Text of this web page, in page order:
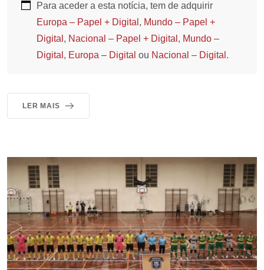
Para aceder a esta notícia, tem de adquirir
Europa – Papel + Digital , Mundo – Papel +
Digital , Nacional – Papel + Digital , Mundo –
Digital , Europa – Digital ou Nacional – Digital .
LER MAIS